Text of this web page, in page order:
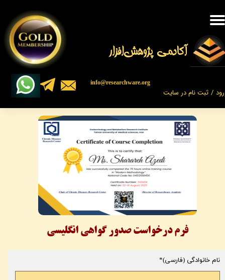
​​info@researchware.org
/ ثبت نام در سایت
حساب کاربری من
تغییر گذر واژه
سفارشات
خروج از حساب کاربری
​​​آکادمی پژوهش‌افزار
نام خانوادگی (فارسی)
فرم درخواست صدور گواهی انگلیسی